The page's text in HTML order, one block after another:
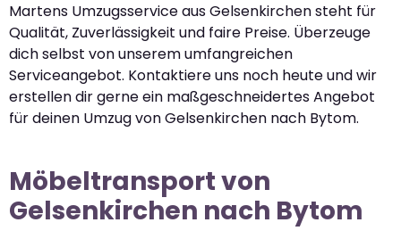
Martens Umzugsservice aus Gelsenkirchen steht für
Qualität, Zuverlässigkeit und faire Preise. Überzeuge
dich selbst von unserem umfangreichen
Serviceangebot. Kontaktiere uns noch heute und wir
erstellen dir gerne ein maßgeschneidertes Angebot
für deinen Umzug von Gelsenkirchen nach Bytom.
Möbeltransport von
Gelsenkirchen nach Bytom